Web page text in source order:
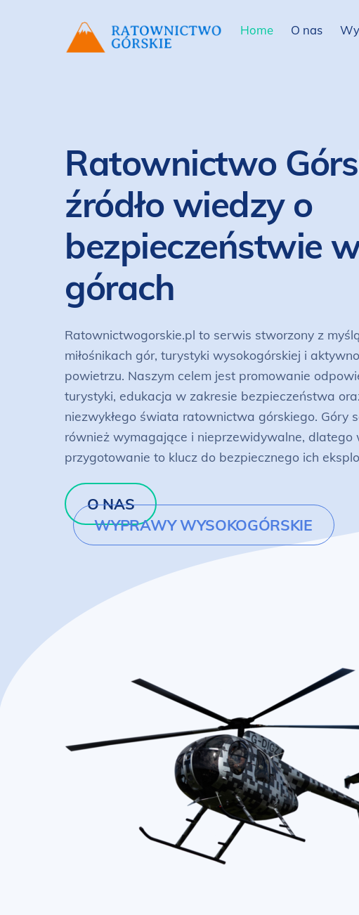
Home O nas
Ratownictwo
źródło wiedzy o
bezpieczeństwie
górach
Ratownictwogorskie.pl to serwis stworzony z
miłośnikach gór, turystyki wysokogórskiej i
powietrzu. Naszym celem jest promowanie
turystyki, edukacja w zakresie bezpieczeństwa
niezwykłego świata ratownictwa górskiego. Góry
również wymagające i nieprzewidywalne, dlatego
przygotowanie to klucz do bezpiecznego ich
O NAS
WYPRAWY WYSOKOGÓRSKIE